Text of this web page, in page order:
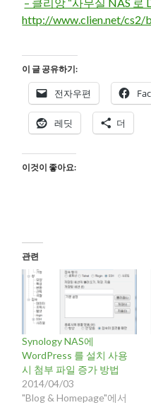
http://www.clien.net/cs2/
이 글 공유하기:
전자우편
레딧 더
이것이 좋아요:
관련
Synology NAS에
WordPress 를 설치 사용
시 첨부 파일 증가 방법
2014/04/03
"Blog & Homepage"에서